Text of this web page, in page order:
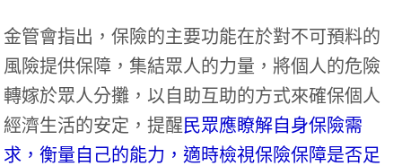
金管會指出，保險的主要功能在於對不可預料的
風險提供保障，集結眾人的力量，將個人的危險
轉嫁於眾人分攤，以自助互助的方式來確保個人
經濟生活的安定，提醒民眾應瞭解自身保險需
求，衡量自己的能力，適時檢視保險保障是否足